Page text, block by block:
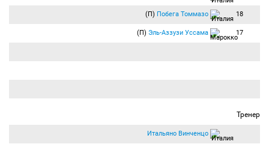
(П) Побега Томмазо 18
(П) Эль-Аззузи Уссама 17
Тренер
Итальяно Винченцо